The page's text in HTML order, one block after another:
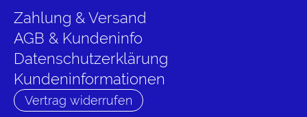
Zahlung & Versand
AGB & Kundeninfo
Datenschutzerklärung
Kundeninformationen
Vertrag widerrufen